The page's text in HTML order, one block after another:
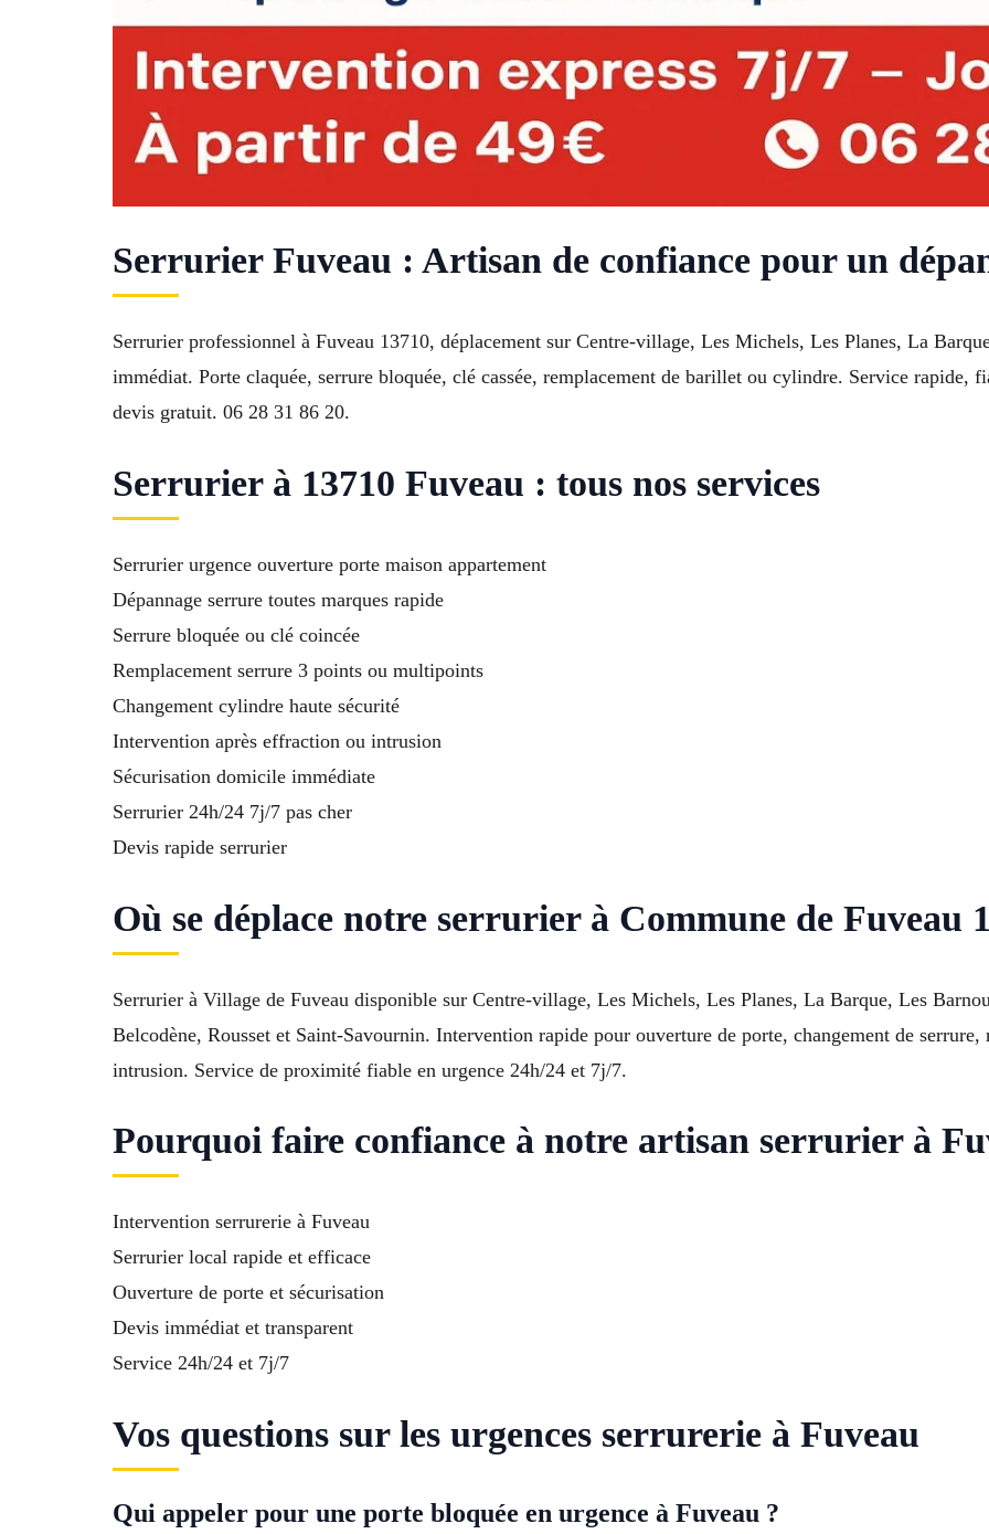
Serrurier Fuveau : Artisan de confiance pour un
Serrurier professionnel à Fuveau 13710, déplacement sur Centre-village, Les Michels, Les Planes, La
immédiat. Porte claquée, serrure bloquée, clé cassée, remplacement de barillet ou cylindre. Service rapide,
devis gratuit. 06 28 31 86 20.
Serrurier à 13710 Fuveau : tous nos services
Serrurier urgence ouverture porte maison appartement
Dépannage serrure toutes marques rapide
Serrure bloquée ou clé coincée
Remplacement serrure 3 points ou multipoints
Changement cylindre haute sécurité
Intervention après effraction ou intrusion
Sécurisation domicile immédiate
Serrurier 24h/24 7j/7 pas cher
Devis rapide serrurier
Où se déplace notre serrurier à Commune de Fuveau
Serrurier à Village de Fuveau disponible sur Centre-village, Les Michels, Les Planes, La Barque, Les
Belcodène, Rousset et Saint-Savournin. Intervention rapide pour ouverture de porte, changement de
intrusion. Service de proximité fiable en urgence 24h/24 et 7j/7.
Pourquoi faire confiance à notre artisan serrurier à
Intervention serrurerie à Fuveau
Serrurier local rapide et efficace
Ouverture de porte et sécurisation
Devis immédiat et transparent
Service 24h/24 et 7j/7
Vos questions sur les urgences serrurerie à Fuveau
Qui appeler pour une porte bloquée en urgence à Fuveau ?